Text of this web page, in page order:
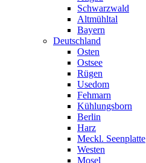
Schwarzwald
Altmühltal
Bayern
Deutschland
Osten
Ostsee
Rügen
Usedom
Fehmarn
Kühlungsborn
Berlin
Harz
Meckl. Seenplatte
Westen
Mosel